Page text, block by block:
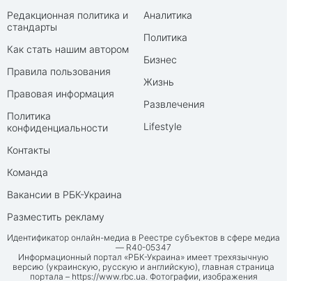
Редакционная политика и
стандарты
Как стать нашим автором
Правила пользования
Правовая информация
Политика
конфиденциальности
Контакты
Команда
Вакансии в РБК-Украина
Разместить рекламу
Аналитика
Политика
Бизнес
Жизнь
Развлечения
Lifestyle
Идентификатор онлайн-медиа в Реестре субъектов в сфере медиа
— R40-05347
Информационный портал «РБК-Украина» имеет трехязычную
версию (украинскую, русскую и английскую), главная страница
портала – https://www.rbc.ua. Фотографии, изображения